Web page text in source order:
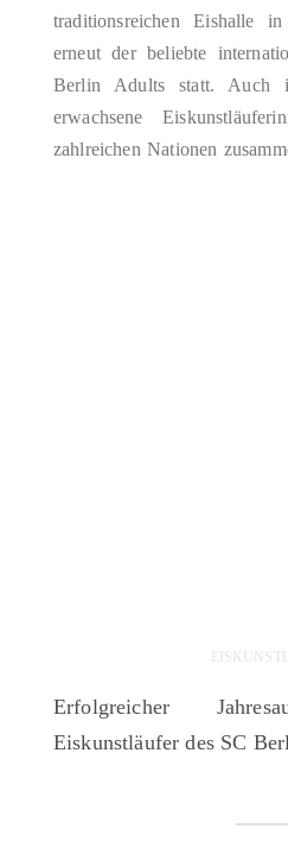
traditionsreichen Eishalle
erneut der beliebte
Berlin Adults statt. Auch
erwachsene
zahlreichen Nationen
Erfolgreicher
Eiskunstläufer des SC